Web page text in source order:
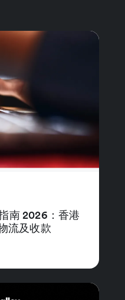
南 2026：香港
流及收款